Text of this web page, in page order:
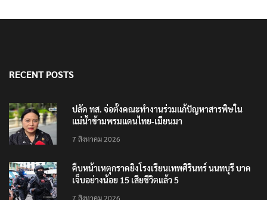
RECENT POSTS
ปลัด ทส. จ่อตั้งคณะทำงานร่วมแก้ปัญหาสารพิษใน
แม่น้ำข้ามพรมแดนไทย-เมียนมา
7 สิงหาคม 2026
คืบหน้าเหตุกราดยิงโรงเรียนเทพศิรินทร์ นนทบุรี บาด
เจ็บอย่างน้อย 15 เสียชีวิตแล้ว 5
7 สิงหาคม 2026